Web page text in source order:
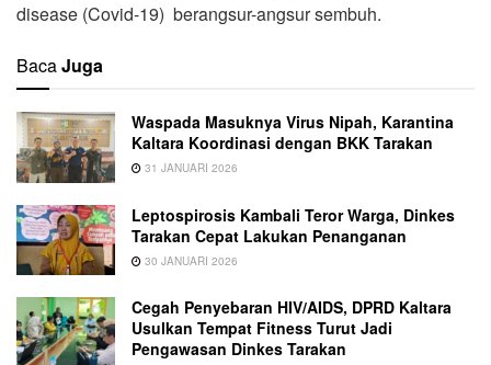
disease (Covid-19) berangsur-angsur sembuh.
BacaJuga
Waspada Masuknya Virus Nipah, Karantina
Kaltara Koordinasi dengan BKK Tarakan
31 JANUARI 2026
Leptospirosis Kambali Teror Warga, Dinkes
Tarakan Cepat Lakukan Penanganan
30 JANUARI 2026
Cegah Penyebaran HIV/AIDS, DPRD Kaltara
Usulkan Tempat Fitness Turut Jadi
Pengawasan Dinkes Tarakan